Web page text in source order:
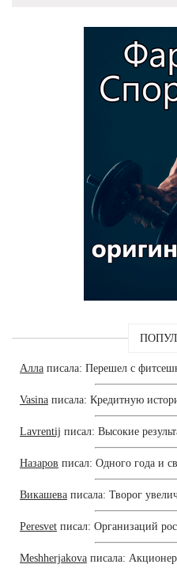
Алла писала: Перешел с
Vasina писала: Кредитную
Lavrentij писал: Высокие
Назаров писал: Одного года и
Викашева писала: Творог
Peresvet писал: Организаций
Meshherjakova писала: